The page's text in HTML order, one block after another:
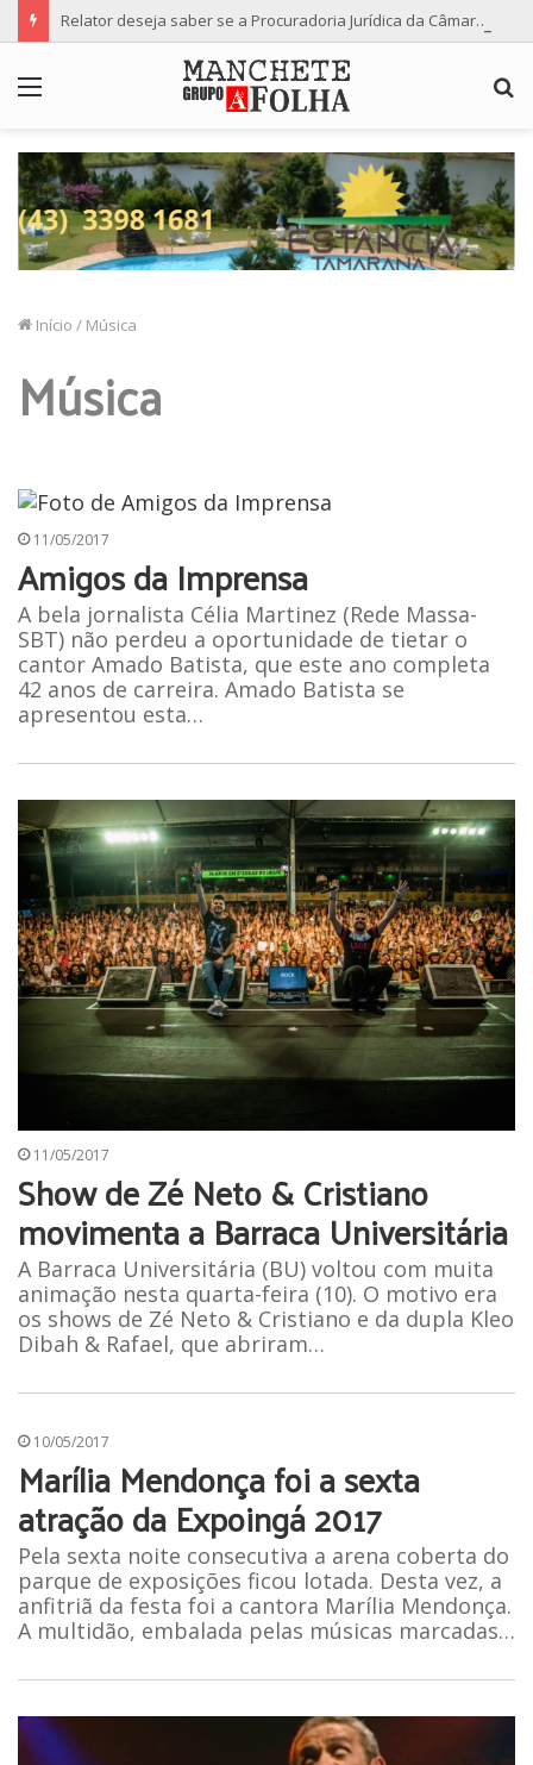
Relator deseja saber se a Procuradoria Jurídica da Câmara de Maringá deu orientação institucional ao denunciante
Início / Música
Música
11/05/2017
Amigos da Imprensa
A bela jornalista Célia Martinez (Rede Massa-
SBT) não perdeu a oportunidade de tietar o
cantor Amado Batista, que este ano completa
42 anos de carreira. Amado Batista se
apresentou esta…
11/05/2017
Show de Zé Neto & Cristiano
movimenta a Barraca Universitária
A Barraca Universitária (BU) voltou com muita
animação nesta quarta-feira (10). O motivo era
os shows de Zé Neto & Cristiano e da dupla Kleo
Dibah & Rafael, que abriram…
10/05/2017
Marília Mendonça foi a sexta
atração da Expoingá 2017
Pela sexta noite consecutiva a arena coberta do
parque de exposições ficou lotada. Desta vez, a
anfitriã da festa foi a cantora Marília Mendonça.
A multidão, embalada pelas músicas marcadas…